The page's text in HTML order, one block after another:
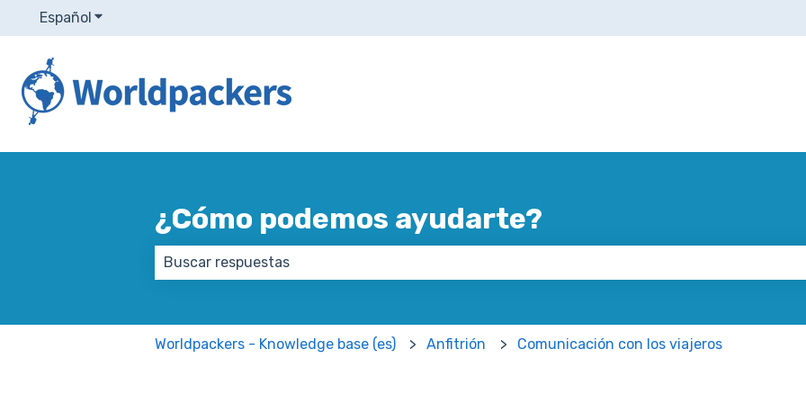
Español Traducciones de Mostrar submenú de
¿Cómo podemos ayudarte?
Worldpackers - Knowledge base (es) Anfitrión Comunicación con los viajeros